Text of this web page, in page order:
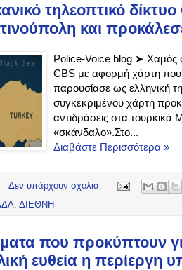
τηλεοπτικό
και
Police-Voice blog ➤ Χαμός
CBS με αφορμή χάρτη που
παρουσίασε ως ελληνική
συγκεκριμένου χάρτη
αντιδράσεις στα
«σκάνδαλο».Στο...
Διαβάστε Περισσότερα »
Δεν υπάρχουν σχόλια:
, ΔΙΕΘΝΗ
που προκύπτουν
ευθεία η περίεργη